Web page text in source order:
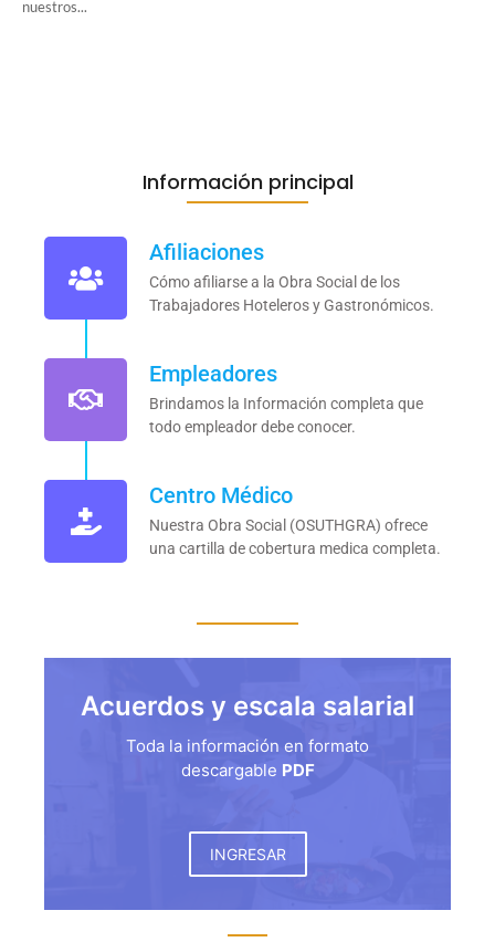
nuestros...
Información principal
Afiliaciones
Cómo afiliarse a la Obra Social de los
Trabajadores Hoteleros y Gastronómicos.
Empleadores
Brindamos la Información completa que
todo empleador debe conocer.
Centro Médico
Nuestra Obra Social (OSUTHGRA) ofrece
una cartilla de cobertura medica completa.
Acuerdos y escala salarial
Toda la información en formato
descargable PDF
INGRESAR